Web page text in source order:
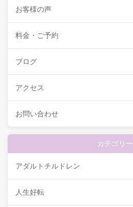
お客様の声
料金・ご予約
ブログ
アクセス
お問い合わせ
カテゴリー
アダルトチルドレン
人生好転